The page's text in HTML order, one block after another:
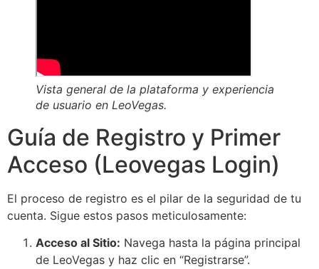
Vista general de la plataforma y experiencia
de usuario en LeoVegas.
Guía de Registro y Primer
Acceso (Leovegas Login)
El proceso de registro es el pilar de la seguridad de tu
cuenta. Sigue estos pasos meticulosamente:
Acceso al Sitio: Navega hasta la página principal
de LeoVegas y haz clic en “Registrarse”.